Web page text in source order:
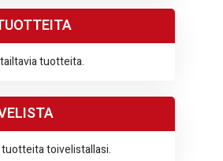
tuotteita.
toivelistallasi.